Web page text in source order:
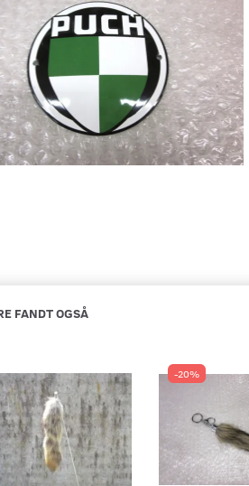
FANDT OGSÅ
-20%